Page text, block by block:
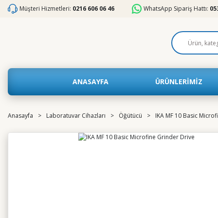
Müşteri Hizmetleri: 0216 606 06 46 WhatsApp Sipariş Hattı:
ANASAYFA ÜRÜNLERİMİZ
Anasayfa Laboratuvar Cihazları Öğütücü IKA MF 10 Basic